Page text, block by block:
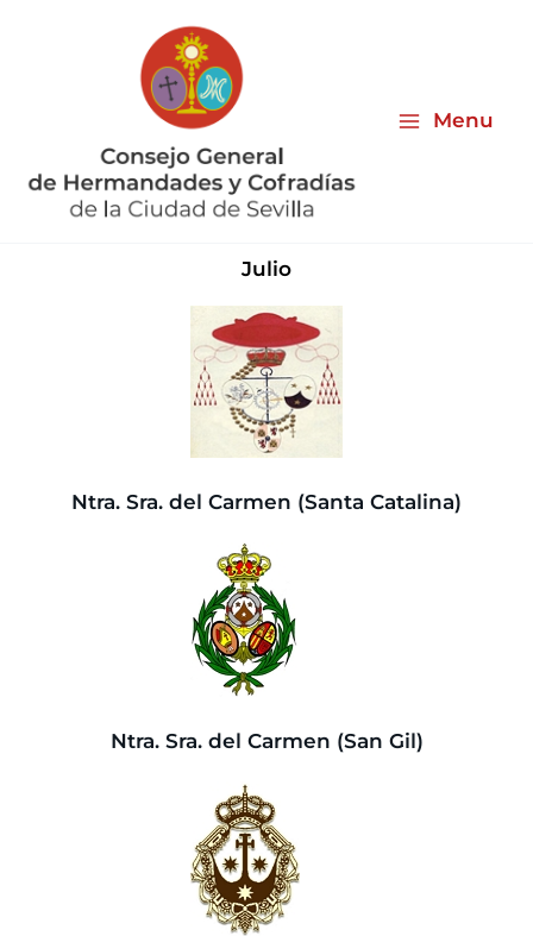
Menu
Julio
Ntra. Sra. del Carmen (Santa Catalina)
Ntra. Sra. del Carmen (San Gil)